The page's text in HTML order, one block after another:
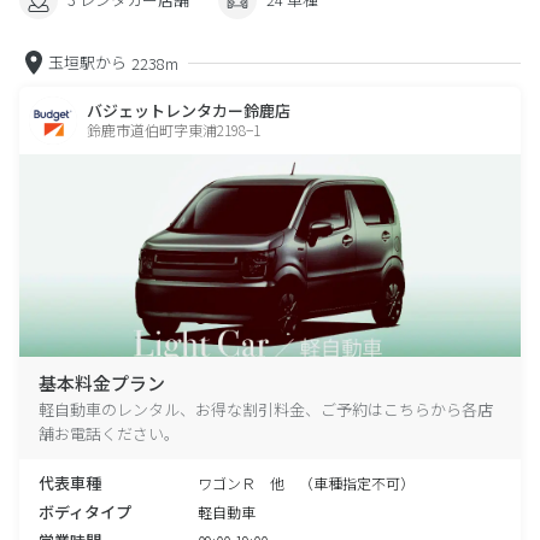
玉垣駅から 2238m
バジェットレンタカー鈴鹿店
鈴鹿市道伯町字東浦2198−1
基本料金プラン
軽自動車のレンタル、お得な割引料金、ご予約はこちらから各店
舗お電話ください。
代表車種 ワゴンＲ 他 （車種指定不可）
ボディタイプ 軽自動車